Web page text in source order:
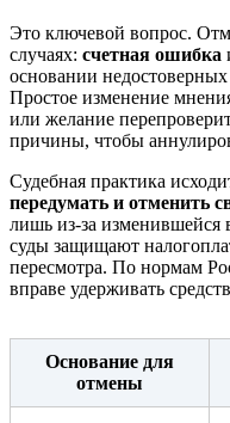
Это ключевой вопрос.
случаях: счетная ошибка
основании
Простое изменение
или желание
причины, чтобы
Судебная практика
передумать и отменить
лишь из-за изменившейся
суды защищают
пересмотра. По нормам
вправе удерживать
Основание для
отмены